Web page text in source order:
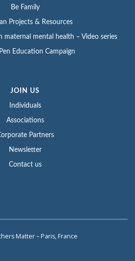
Be Family
Projects & Resources
maternal mental health – Video series
Education Campaign
JOIN US
Individuals
Associations
Partners
Newsletter
Contact us
Matter – Paris, France